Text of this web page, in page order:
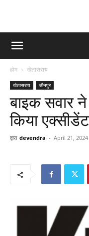
होम खेतासराय
खेतासराय जौनपुर
बाइक सवार
किया एक्सीडेंट
द्वारा devendra - April 21, 2024